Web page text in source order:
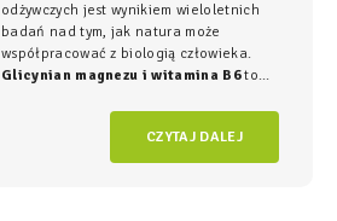
odżywczych jest wynikiem wieloletnich
badań nad tym, jak natura może
współpracować z biologią człowieka.
Glicynian magnezu i witamina B6to
fundament świadomego wspierania
organizmu, łączący wysoką skuteczność z
najwyższym bezpieczeństwem
CZYTAJ DALEJ